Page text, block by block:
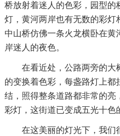
桥放射着迷人的色彩，园型的
灯，黄河两岸也有无数的彩灯
中山桥仿佛一条火龙横卧在
岸迷人的夜色。
在看近处，公路两旁的大
的变换着色彩，每盏路灯上都
结，照得整条道路都非常的亮
彩灯，这街道已变成五光十色
在这美丽的灯光下，我们